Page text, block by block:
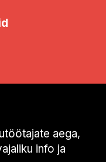
aega,
info ja